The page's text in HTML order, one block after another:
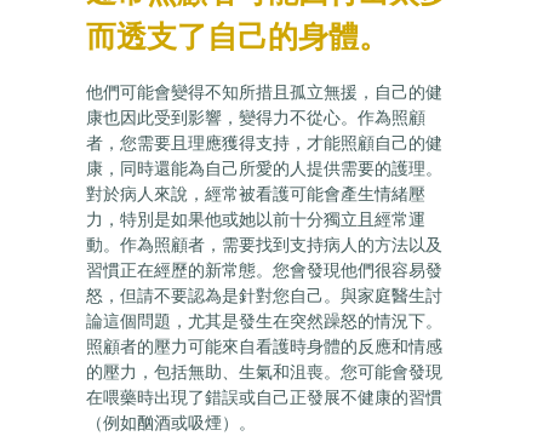
而透支了自己的身體。
他們可能會變得不知所措且孤立無援，自己的健
康也因此受到影響，變得力不從心。作為照顧
者，您需要且理應獲得支持，才能照顧自己的健
康，同時還能為自己所愛的人提供需要的護理。
對於病人來說，經常被看護可能會產生情緒壓
力，特別是如果他或她以前十分獨立且經常運
動。作為照顧者，需要找到支持病人的方法以及
習慣正在經歷的新常態。您會發現他們很容易發
怒，但請不要認為是針對您自己。與家庭醫生討
論這個問題，尤其是發生在突然躁怒的情況下。
照顧者的壓力可能來自看護時身體的反應和情感
的壓力，包括無助、生氣和沮喪。您可能會發現
在喂藥時出現了錯誤或自己正發展不健康的習慣
（例如酗酒或吸煙）。